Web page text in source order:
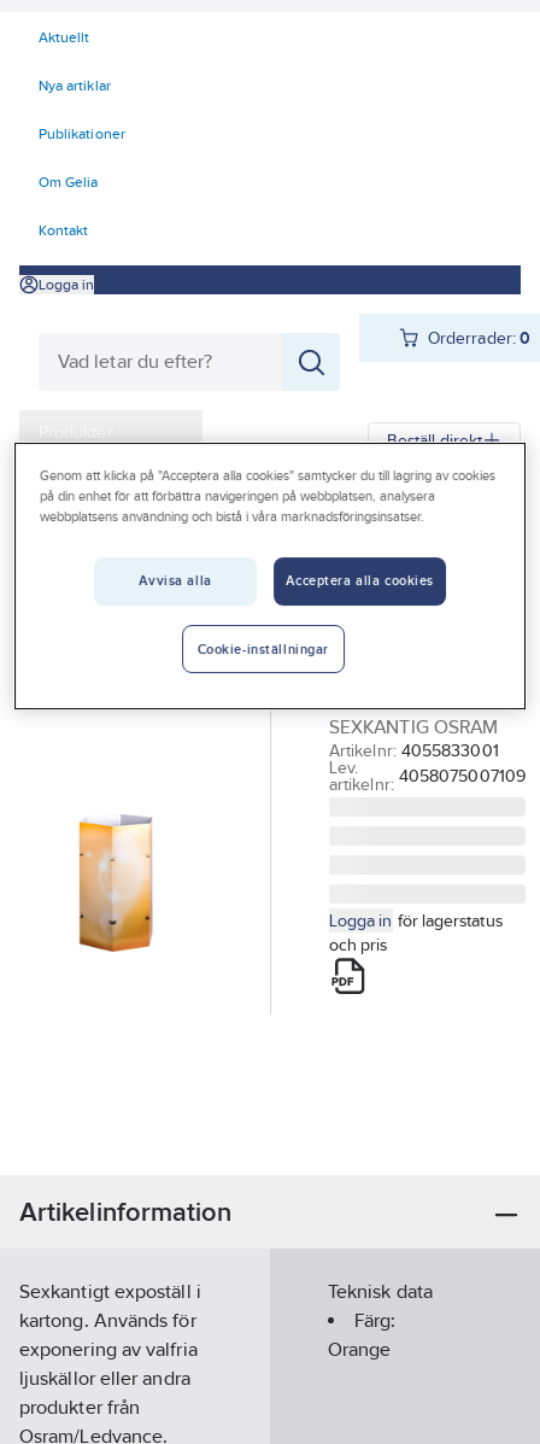
Aktuellt
Nya artiklar
Publikationer
Om Gelia
Kontakt
Logga in
Orderrader:0
Produkter
Kampanjer
Outlet
Beställ direkt
Gelia Produkter Gelia Butiksmaterial Säljställ
Expoställ för
golv, sexkantigt,
Osram
SEXKANTIG OSRAM
Artikelnr: 4055833001
Lev.
artikelnr: 4058075007109
Logga in för lagerstatus
och pris
Artikelinformation
Sexkantigt expoställ i
kartong. Används för
exponering av valfria
ljuskällor eller andra
produkter från
Osram/Ledvance.
Teknisk data
Färg:
Orange
Genom att klicka på "Acceptera alla cookies" samtycker du till lagring av cookies
på din enhet för att förbättra navigeringen på webbplatsen, analysera
webbplatsens användning och bistå i våra marknadsföringsinsatser.
Avvisa alla Acceptera alla cookies
Cookie-inställningar